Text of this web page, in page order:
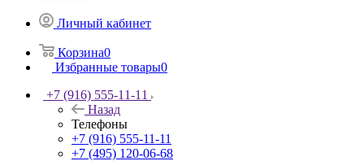
Личный кабинет
Корзина0
Избранные товары0
+7 (916) 555-11-11
Назад
Телефоны
+7 (916) 555-11-11
+7 (495) 120-06-68